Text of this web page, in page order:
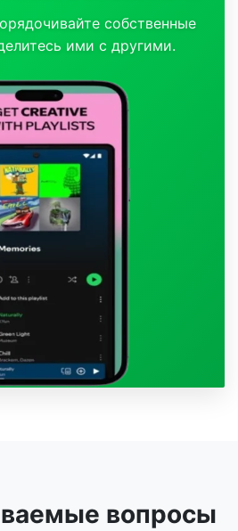
собственные
ими с другими.
вопросы